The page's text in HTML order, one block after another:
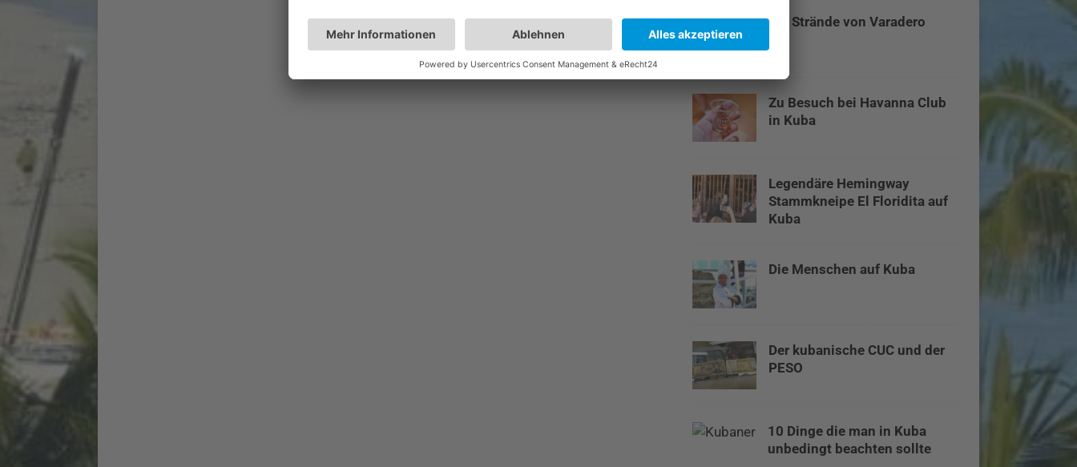
Die Strände von Varadero
Zu Besuch bei Havanna Club
in Kuba
Legendäre Hemingway
Stammkneipe El Floridita auf
Kuba
Die Menschen auf Kuba
Der kubanische CUC und der
PESO
10 Dinge die man in Kuba
unbedingt beachten sollte